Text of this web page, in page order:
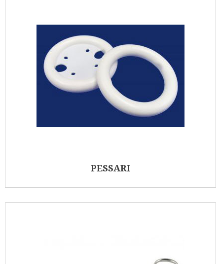
PESSARI